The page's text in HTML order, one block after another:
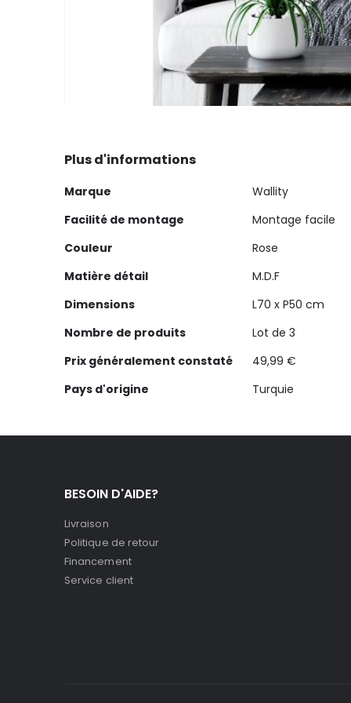
the
of
images
gallery
Plus d'informations
Plus
Marque
Wallity
Facilité de montage
Montage facile
Couleur
Rose
Matière détail
M.D.F
Dimensions
L70 x P50 cm
Nombre de produits
Lot de 3
Prix généralement constaté
49,99 €
Pays d'origine
Turquie
BESOIN D'AIDE?
Livraison
Politique de retour
Financement
Service client